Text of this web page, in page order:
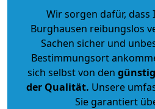
Wir sorgen dafür, dass
Burghausen reibungslos
Sachen sicher und
Bestimmungsort
sich selbst von den
der Qualität. Unsere
Sie garantiert